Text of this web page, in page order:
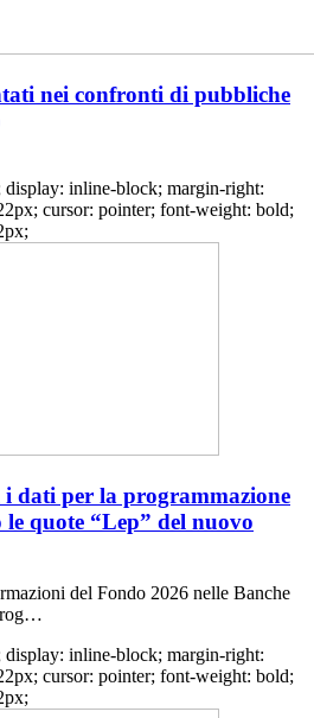
nei confronti di pubbliche
inline-block; margin-right:
cursor: pointer; font-weight: bold;
dati per la programmazione
quote “Lep” del nuovo
del Fondo 2026 nelle Banche
inline-block; margin-right:
cursor: pointer; font-weight: bold;